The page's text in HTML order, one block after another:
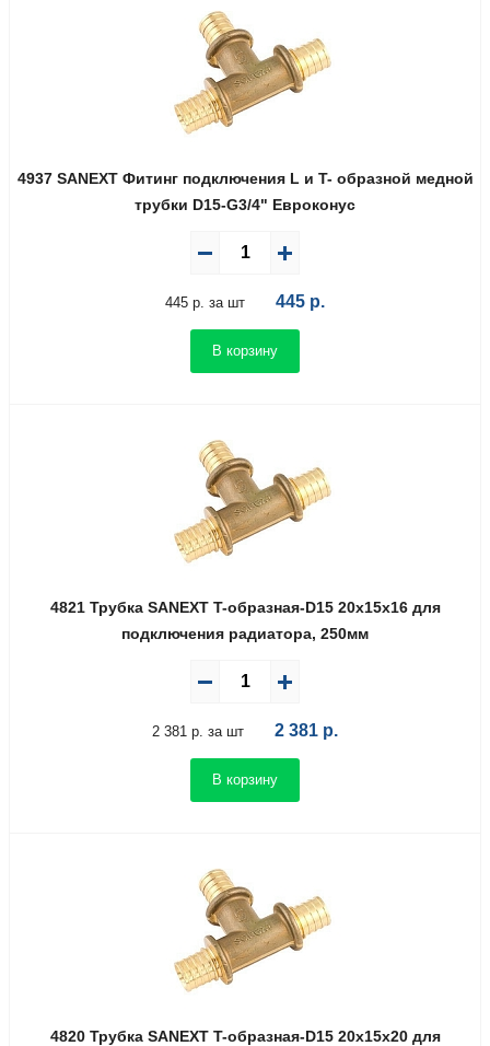
4937 SANEXT Фитинг подключения L и T- образной медной
трубки D15-G3/4" Евроконус
445 р. за шт 445 р.
В корзину
4821 Трубка SANEXT T-образная-D15 20х15х16 для
подключения радиатора, 250мм
2 381 р. за шт 2 381 р.
В корзину
4820 Трубка SANEXT T-образная-D15 20х15х20 для